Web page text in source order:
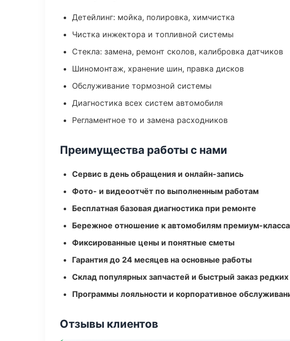
Детейлинг: мойка, полировка, химчистка
Чистка инжектора и топливной системы
Стекла: замена, ремонт сколов, калибровка датчиков
Шиномонтаж, хранение шин, правка дисков
Обслуживание тормозной системы
Диагностика всех систем автомобиля
Регламентное то и замена расходников
Преимущества работы с нами
Сервис в день обращения и онлайн-запись
Фото- и видеоотчёт по выполненным работам
Бесплатная базовая диагностика при ремонте
Бережное отношение к автомобилям премиум-класса
Фиксированные цены и понятные сметы
Гарантия до 24 месяцев на основные работы
Склад популярных запчастей и быстрый заказ редких
Программы лояльности и корпоративное
Отзывы клиентов